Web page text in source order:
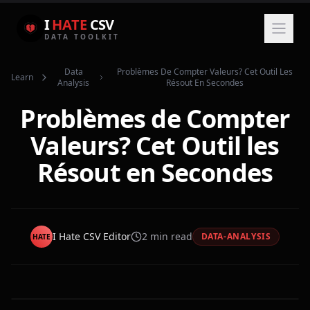
IHATE CSV
DATA TOOLKIT
Learn
Data
Analysis
Problèmes De Compter Valeurs? Cet Outil Les
Résout En Secondes
Problèmes de Compter
Valeurs? Cet Outil les
Résout en Secondes
HATE I Hate CSV Editor 2min read DATA-ANALYSIS